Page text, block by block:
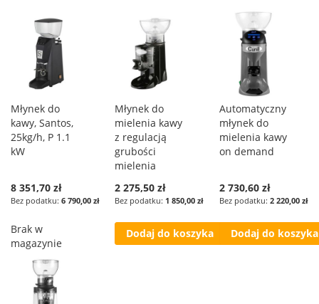
Młynek do
kawy, Santos,
25kg/h, P 1.1
kW
8 351,70 zł
6 790,00 zł
Brak w
magazynie
Młynek do
mielenia kawy
z regulacją
grubości
mielenia
2 275,50 zł
1 850,00 zł
Dodaj do koszyka
Automatyczny
młynek do
mielenia kawy
on demand
2 730,60 zł
2 220,00 zł
Dodaj do koszyka